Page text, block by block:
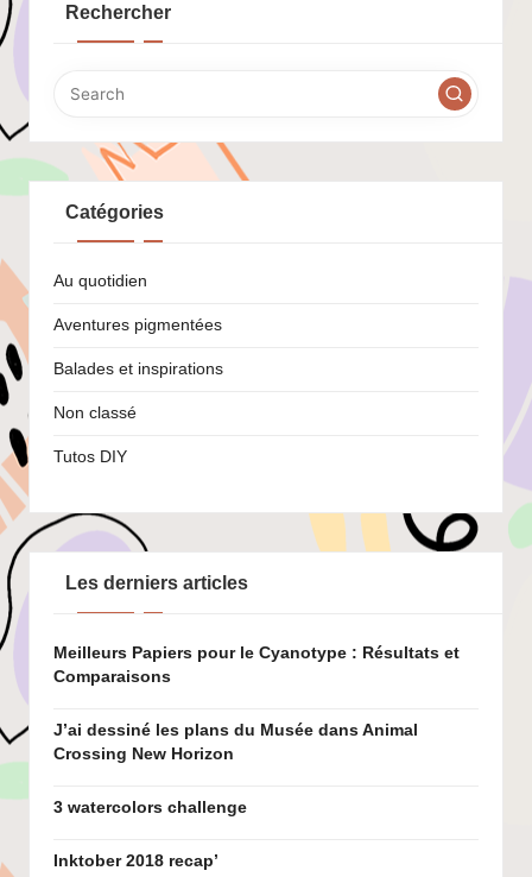
Rechercher
Catégories
Au quotidien
Aventures pigmentées
Balades et inspirations
Non classé
Tutos DIY
Les derniers articles
Meilleurs Papiers pour le Cyanotype : Résultats et
Comparaisons
J’ai dessiné les plans du Musée dans Animal
Crossing New Horizon
3 watercolors challenge
Inktober 2018 recap’